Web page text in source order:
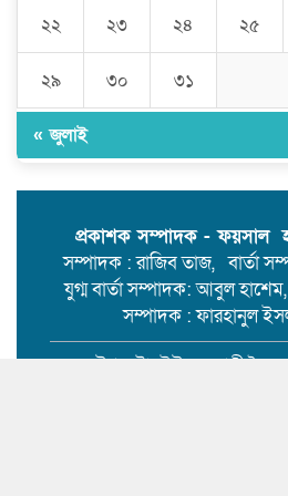
২ নং ওয়ার্ড
হতে মাঠে
নিষেধাজ্ঞা
কোনো সময়
সংঘর্ষ।
খেলাকে
একজন
২২ ২৩ ২৪ ২৫
২৯ ৩০ ৩১
« জুলাই
প্রকাশক সম্পাদক - ফয়সাল
সম্পাদক : রাজিব তাজ, বার্তা
যুগ্ম বার্তা সম্পাদক: আবুল
সম্পাদক : ফারহানুল
উপদেষ্টা: ইউসুফ আলী